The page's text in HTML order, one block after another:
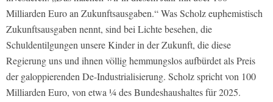
Milliarden Euro an Zukunftsausgaben.“ Was Scholz euphemistisch
Zukunftsausgaben nennt, sind bei Lichte besehen, die
Schuldentilgungen unsere Kinder in der Zukunft, die diese
Regierung uns und ihnen völlig hemmungslos aufbürdet als Preis
der galoppierenden De-Industrialisierung. Scholz spricht von 100
Milliarden Euro, von etwa ¼ des Bundeshaushaltes für 2025.